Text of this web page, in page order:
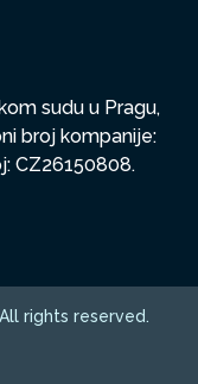
sudu u Pragu,
broj kompanije:
CZ26150808.
rights reserved.